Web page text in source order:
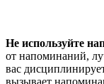
Не используйте
от напоминаний,
вас
вызывает